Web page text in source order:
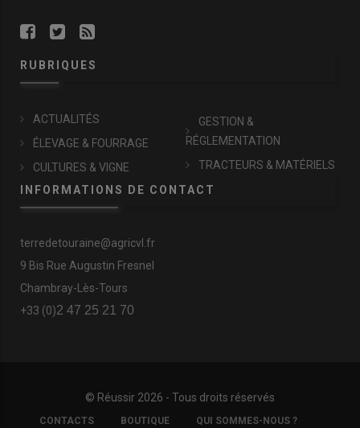
RUBRIQUES
ACTUALITÉS
ÉLEVAGE & FOURRAGE
CULTURES & VIGNE
GESTION &
RÉGLEMENTATION
TRACTEURS & MATÉRIELS
INFORMATIONS DE CONTACT
terredetouraine@agricvl.fr
9 Bis Rue Augustin Fresnel
Chambray-Lès-Tours
+33 (0)2 47 25 21 70
© Réussir 2026 - Tous droits réservés
FOOTER
CONTACTS BOUTIQUE QUI SOMMES-NOUS ?